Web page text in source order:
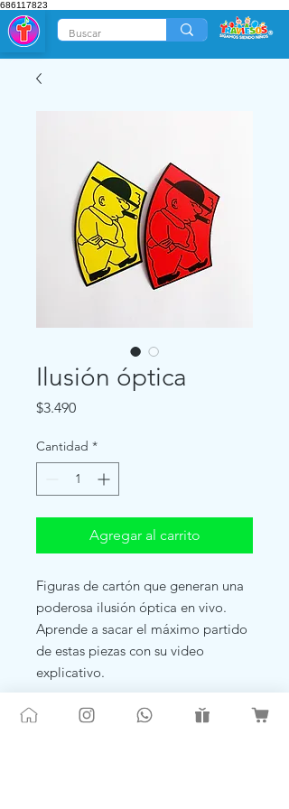
686117823
Ilusión óptica
$3.490Precio
Cantidad *
Agregar al carrito
Figuras de cartón que generan una
poderosa ilusión óptica en vivo.
Aprende a sacar el máximo partido
de estas piezas con su video
explicativo.